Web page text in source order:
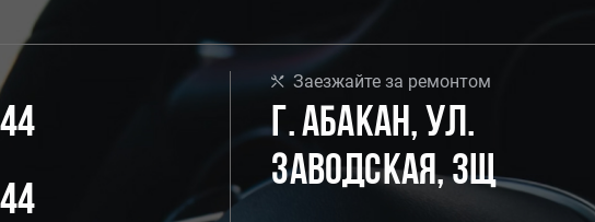
Заезжайте за ремонтом
г. Абакан, ул.
Заводская, 3Щ